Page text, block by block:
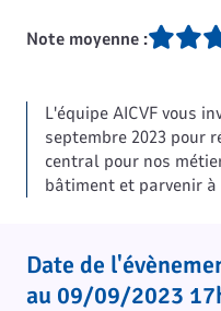
Note moyenne :
L'équipe AICVF vous
septembre 2023 pour
central pour nos
bâtiment et parvenir
Date de
au 09/09/2023